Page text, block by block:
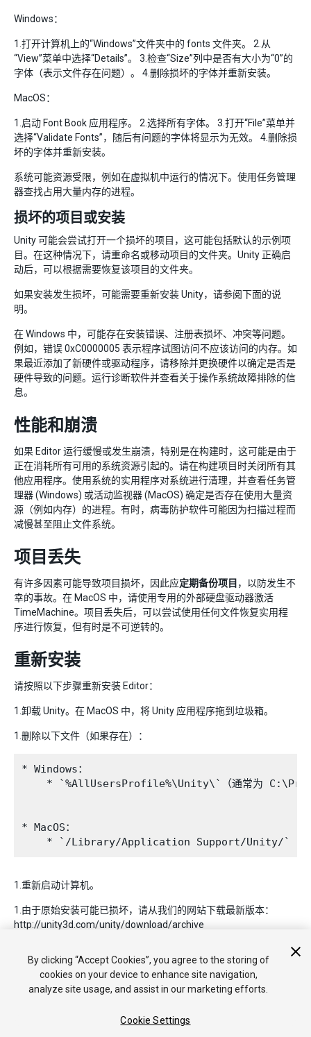
Windows：
1.打开计算机上的“Windows”文件夹中的 fonts 文件夹。 2.从
“View”菜单中选择“Details”。 3.检查“Size”列中是否有大小为“0”的
字体（表示文件存在问题）。 4.删除损坏的字体并重新安装。
MacOS：
1.启动 Font Book 应用程序。 2.选择所有字体。 3.打开“File”菜单并
选择“Validate Fonts”，随后有问题的字体将显示为无效。 4.删除损
坏的字体并重新安装。
系统可能资源受限，例如在虚拟机中运行的情况下。使用任务管理
器查找占用大量内存的进程。
损坏的项目或安装
Unity 可能会尝试打开一个损坏的项目，这可能包括默认的示例项
目。在这种情况下，请重命名或移动项目的文件夹。Unity 正确启
动后，可以根据需要恢复该项目的文件夹。
如果安装发生损坏，可能需要重新安装 Unity，请参阅下面的说
明。
在 Windows 中，可能存在安装错误、注册表损坏、冲突等问题。
例如，错误 0xC0000005 表示程序试图访问不应该访问的内存。如
果最近添加了新硬件或驱动程序，请移除并更换硬件以确定是否是
硬件导致的问题。运行诊断软件并查看关于操作系统故障排除的信
息。
性能和崩溃
如果 Editor 运行缓慢或发生崩溃，特别是在构建时，这可能是由于
正在消耗所有可用的系统资源引起的。请在构建项目时关闭所有其
他应用程序。使用系统的实用程序对系统进行清理，并查看任务管
理器 (Windows) 或活动监视器 (MacOS) 确定是否存在使用大量资
源（例如内存）的进程。有时，病毒防护软件可能因为扫描过程而
减慢甚至阻止文件系统。
项目丢失
有许多因素可能导致项目损坏，因此应定期备份项目 ，以防发生不
幸的事故。在 MacOS 中，请使用专用的外部硬盘驱动器激活
TimeMachine。项目丢失后，可以尝试使用任何文件恢复实用程
序进行恢复，但有时是不可逆转的。
重新安装
请按照以下步骤重新安装 Editor：
1.卸载 Unity。在 MacOS 中，将 Unity 应用程序拖到垃圾箱。
1.删除以下文件（如果存在）：
* Windows：
* `%AllUsersProfile%\Unity\`（通常为
* MacOS：
1.重新启动计算机。
1.由于原始安装可能已损坏，请从我们的网站下载最新版本：
http://unity3d.com/unity/download/archive
By clicking “Accept Cookies”, you agree to the storing of
cookies on your device to enhance site navigation,
analyze site usage, and assist in our marketing efforts.
Cookie Settings